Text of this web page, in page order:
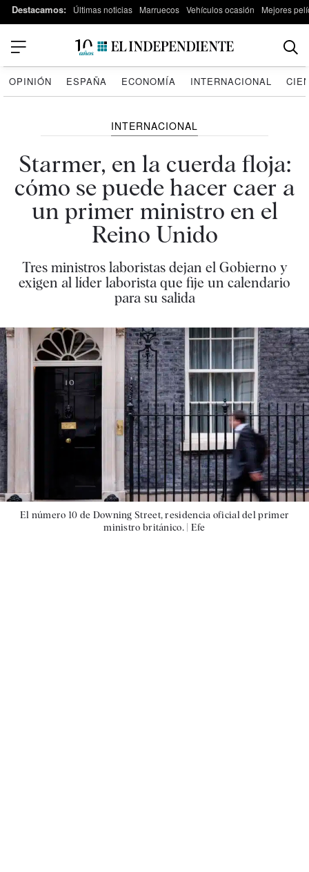
Destacamos: Últimas noticias Marruecos Vehículos ocasión Mejores
OPINIÓN ESPAÑA ECONOMÍA INTERNACIONAL
INTERNACIONAL
Starmer, en la cuerda floja:
cómo se puede hacer caer a
un primer ministro en el
Reino Unido
Tres ministros laboristas dejan el Gobierno y
exigen al líder laborista que fije un calendario
para su salida
El número 10 de Downing Street, residencia oficial del primer
ministro británico. | Efe